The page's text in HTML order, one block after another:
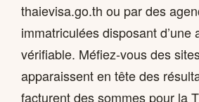
thaievisa.go.th ou par des
immatriculées disposant d’une
vérifiable. Méfiez-vous des
apparaissent en tête des
facturent des sommes pour la